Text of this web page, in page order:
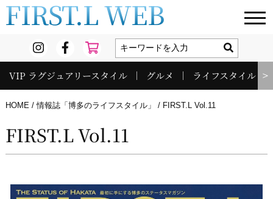
FIRST.L WEB
VIP ラグジュアリースタイル グルメ ライフスタイル ＞
HOME 情報誌「博多のライフスタイル」 FIRST.L Vol.11
FIRST.L Vol.11